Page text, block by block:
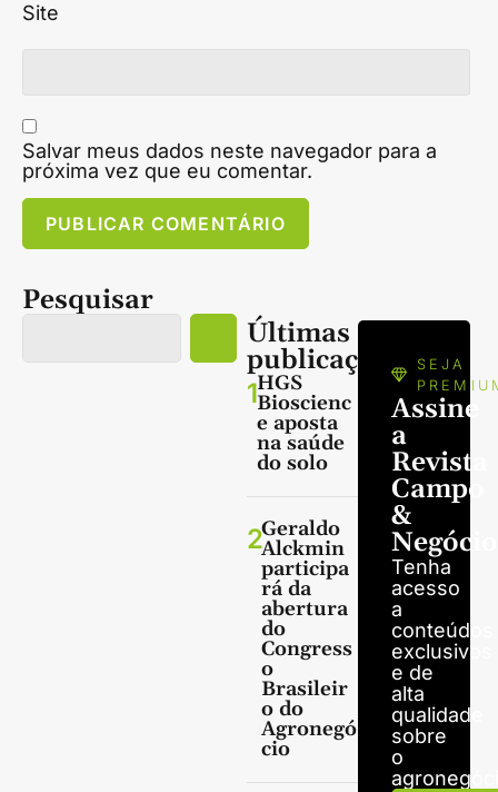
Site
Salvar meus dados neste navegador para a
próxima vez que eu comentar.
Pesquisar
Últimas
publicações
1HGS
Bioscienc
e aposta
na saúde
do solo
2Geraldo
Alckmin
participa
rá da
abertura
do
Congress
o
Brasileir
o do
Agronegó
cio
SEJA
Assine
a
Revista
Campo
&
Tenha
acesso
a
conteúdos
exclusivos
e de
alta
qualidade
sobre
o